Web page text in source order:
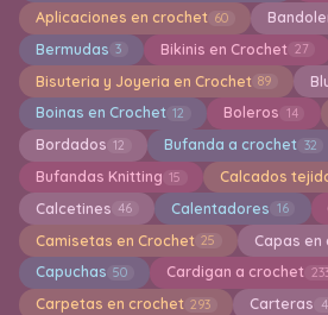
Aplicaciones en crochet 60
Bermudas 3 Bikinis en Crochet 27
Bisuteria y Joyeria en Crochet 89
Boinas en Crochet 12 Boleros 14
Bordados 12 Bufanda a crochet 32
Bufandas Knitting 15 Calcados
Calcetines 46 Calentadores 16
Camisetas en Crochet 25 Capas en
Capuchas 50 Cardigan a crochet
Carpetas en crochet 293 Carteras